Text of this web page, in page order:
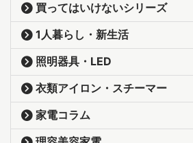
買ってはいけないシリーズ
1人暮らし・新生活
照明器具・LED
衣類アイロン・スチーマー
家電コラム